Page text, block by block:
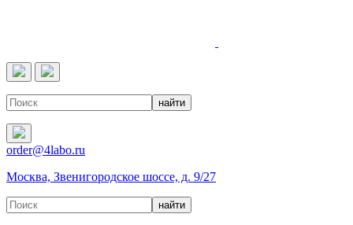
order@4labo.ru
Москва, Звенигородское шоссе, д. 9/27